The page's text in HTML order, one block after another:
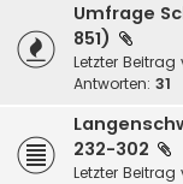
Umfrage
851)
Letzter Beitrag
Antworten: 31
232-302
Letzter Beitrag